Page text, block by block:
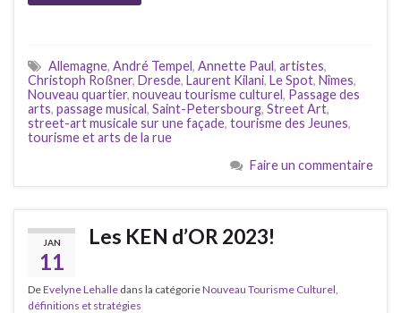
Allemagne, André Tempel, Annette Paul, artistes,
Christoph Roßner, Dresde, Laurent Kilani, Le Spot, Nîmes,
Nouveau quartier, nouveau tourisme culturel, Passage des
arts, passage musical, Saint-Petersbourg, Street Art,
street-art musicale sur une façade, tourisme des Jeunes,
tourisme et arts de la rue
Faire un commentaire
JAN
11
Les KEN d’OR 2023!
DeEvelyne Lehalle dans la catégorieNouveau Tourisme Culturel,
définitions et stratégies